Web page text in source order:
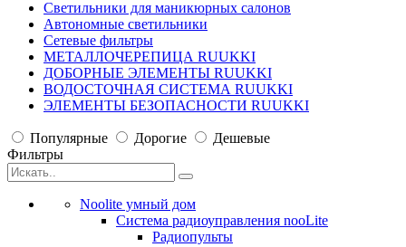
Светильники для маникюрных салонов
Автономные светильники
Сетевые фильтры
МЕТАЛЛОЧЕРЕПИЦА RUUKKI
ДОБОРНЫЕ ЭЛЕМЕНТЫ RUUKKI
ВОДОСТОЧНАЯ СИСТЕМА RUUKKI
ЭЛЕМЕНТЫ БЕЗОПАСНОСТИ RUUKKI
Популярные Дорогие
Дешевые
Фильтры
Noolite умный дом
Система радиоуправления nooLite
Радиопульты